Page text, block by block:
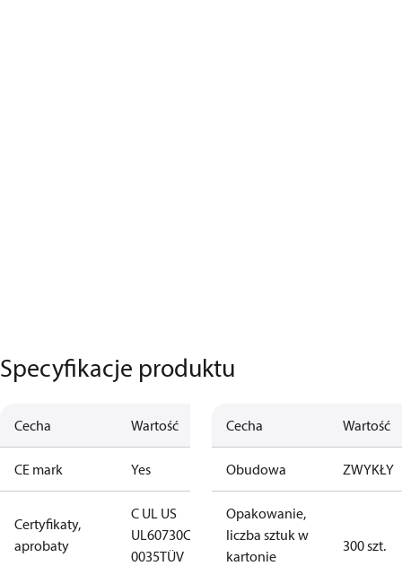
Specyfikacje produktu
Cecha Wartość
CE mark Yes
Certyfikaty,
aprobaty
C UL US
UL60730CE
0035TÜV
Cecha Wartość
Obudowa ZWYKŁY
Opakowanie,
liczba sztuk w
kartonie
300 szt.